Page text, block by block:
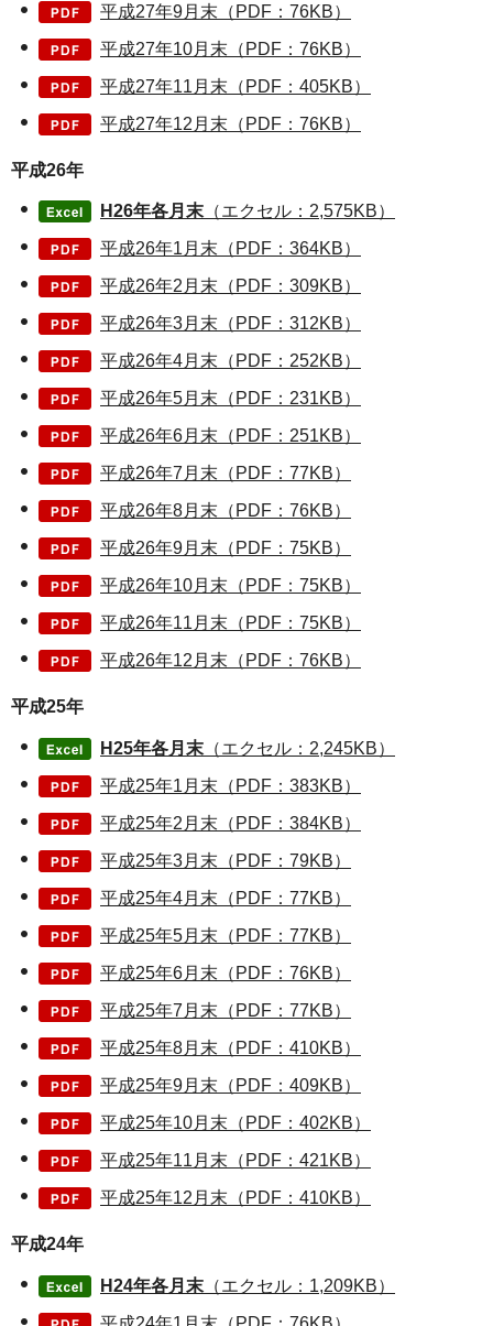
平成27年9月末（PDF：76KB）
平成27年10月末（PDF：76KB）
平成27年11月末（PDF：405KB）
平成27年12月末（PDF：76KB）
平成26年
H26年各月末（エクセル：2,575KB）
平成26年1月末（PDF：364KB）
平成26年2月末（PDF：309KB）
平成26年3月末（PDF：312KB）
平成26年4月末（PDF：252KB）
平成26年5月末（PDF：231KB）
平成26年6月末（PDF：251KB）
平成26年7月末（PDF：77KB）
平成26年8月末（PDF：76KB）
平成26年9月末（PDF：75KB）
平成26年10月末（PDF：75KB）
平成26年11月末（PDF：75KB）
平成26年12月末（PDF：76KB）
平成25年
H25年各月末 （エクセル：2,245KB）
平成25年1月末（PDF：383KB）
平成25年2月末（PDF：384KB）
平成25年3月末（PDF：79KB）
平成25年4月末（PDF：77KB）
平成25年5月末（PDF：77KB）
平成25年6月末（PDF：76KB）
平成25年7月末（PDF：77KB）
平成25年8月末（PDF：410KB）
平成25年9月末（PDF：409KB）
平成25年10月末（PDF：402KB）
平成25年11月末（PDF：421KB）
平成25年12月末（PDF：410KB）
平成24年
H24年各月末 （エクセル：1,209KB）